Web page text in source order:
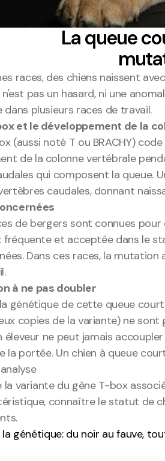
La queue
races, des chiens naissent
n'est pas un hasard, ni une
dans plusieurs races de travail.
et le développement de la
(aussi noté T ou BRACHY)
de la colonne vertébrale
qui composent la queue.
caudales, donnant
de bergers sont connues
et acceptée dans le
Dans ces races, la
à ne pas doubler
génétique de cette queue
copies de la variante) ne sont
éleveur ne peut jamais
la portée. Un chien à queue
la variante du gène T-box
connaître le statut de
génétique: du noir au fauve,